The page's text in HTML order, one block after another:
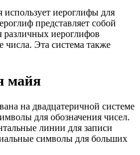
использует иероглифы для
представляет собой
различных иероглифов
числа. Эта система также
майя
на двадцатеричной системе
для обозначения чисел.
линии для записи
символы для больших